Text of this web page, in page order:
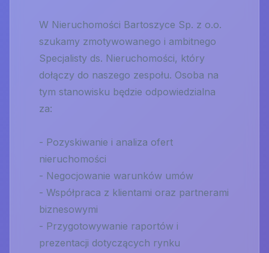
W Nieruchomości Bartoszyce Sp. z o.o.
szukamy zmotywowanego i ambitnego
Specjalisty ds. Nieruchomości, który
dołączy do naszego zespołu. Osoba na
tym stanowisku będzie odpowiedzialna
za:
- Pozyskiwanie i analiza ofert
nieruchomości
- Negocjowanie warunków umów
- Współpraca z klientami oraz partnerami
biznesowymi
- Przygotowywanie raportów i
prezentacji dotyczących rynku